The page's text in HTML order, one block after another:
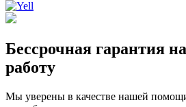
Бессрочная гарантия
работу
Мы уверены в качестве нашей